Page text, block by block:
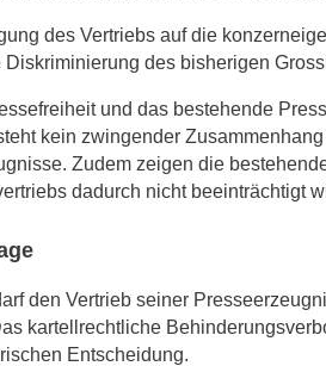
des Vertriebs auf die
des bisherigen
und das bestehende
kein zwingender
Zudem zeigen die
dadurch nicht beeinträchtigt
den Vertrieb seiner
kartellrechtliche
Entscheidung.